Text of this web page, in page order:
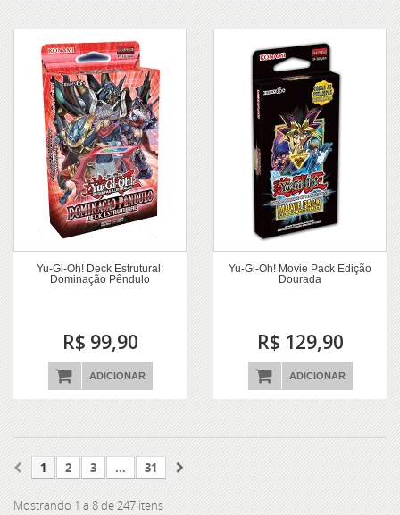
Yu-Gi-Oh! Deck Estrutural:
Dominação Pêndulo
R$ 99,90
ADICIONAR
Yu-Gi-Oh! Movie Pack Edição
Dourada
R$ 129,90
ADICIONAR
1 2 3 ... 31
Mostrando 1 a 8 de 247 itens